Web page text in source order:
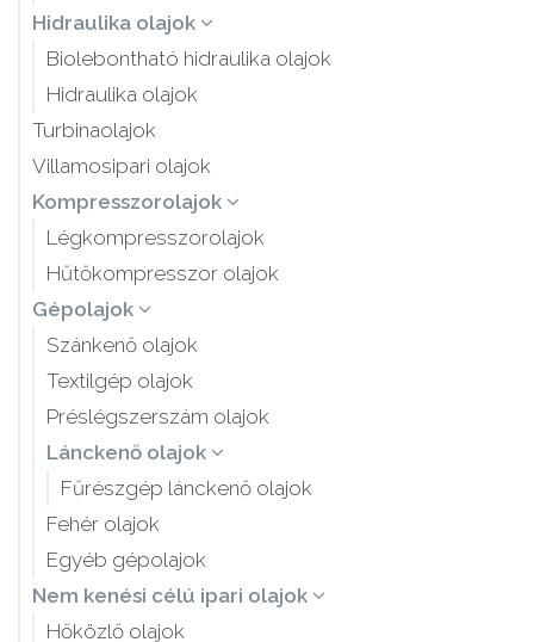
Hidraulika olajok
Biolebontható hidraulika olajok
Hidraulika olajok
Turbinaolajok
Villamosipari olajok
Kompresszorolajok
Légkompresszorolajok
Hűtőkompresszor olajok
Gépolajok
Szánkenő olajok
Textilgép olajok
Préslégszerszám olajok
Lánckenő olajok
Fűrészgép lánckenő olajok
Fehér olajok
Egyéb gépolajok
Nem kenési célú ipari olajok
Hőközlő olajok